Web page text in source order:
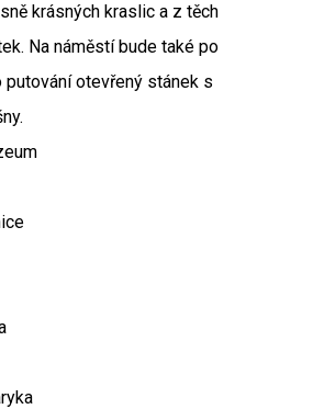
krásných kraslic a z těch
Na náměstí bude také po
otevřený stánek s